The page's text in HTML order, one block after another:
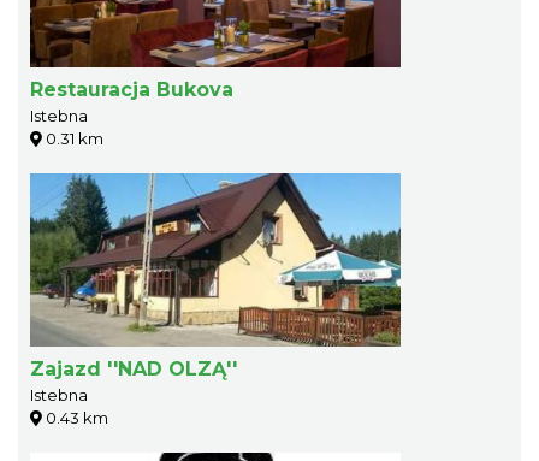
Restauracja Bukova
Istebna
0.31 km
Zajazd ''NAD OLZĄ''
Istebna
0.43 km